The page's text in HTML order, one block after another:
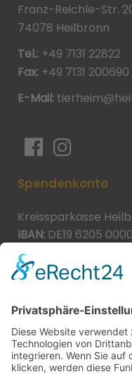
Franz-Reichle-Str.
74078 Heilbronn
Tel.: +49 7131 22822
Fax: +49 7131 200690
E-Mail:
Spendenkonto
Kreissparkasse
IBAN: DE19 6205
BIC:
Spende direkt via
JETZT SPENDEN